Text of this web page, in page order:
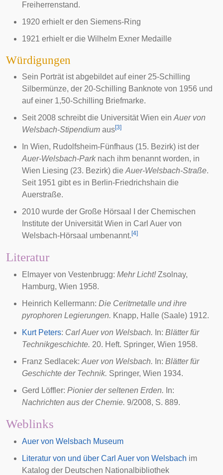
Freiherrenstand.
1920 erhielt er den Siemens-Ring
1921 erhielt er die Wilhelm Exner Medaille
Würdigungen
Sein Porträt ist abgebildet auf einer 25-Schilling
Silbermünze, der 20-Schilling Banknote von 1956 und
auf einer 1,50-Schilling Briefmarke.
Seit 2008 schreibt die Universität Wien ein Auer von
Welsbach-Stipendium aus[3]
In Wien, Rudolfsheim-Fünfhaus (15. Bezirk) ist der
Auer-Welsbach-Parknach ihm benannt worden, in
Wien Liesing (23. Bezirk) die Auer-Welsbach-Straße.
Seit 1951 gibt es in Berlin-Friedrichshain die
Auerstraße.
2010 wurde der Große Hörsaal I der Chemischen
Institute der Universität Wien in Carl Auer von
Welsbach-Hörsaal umbenannt. [4]
Literatur
Elmayer von Vestenbrugg: Mehr Licht!Zsolnay,
Hamburg, Wien 1958.
Heinrich Kellermann: Die Ceritmetalle und ihre
pyrophoren Legierungen. Knapp, Halle (Saale) 1912.
Kurt Peters: Carl Auer von Welsbach. In: Blätter für
Technikgeschichte. 20. Heft. Springer, Wien 1958.
Franz Sedlacek: Auer von Welsbach. In: Blätter für
Geschichte der Technik. Springer, Wien 1934.
Gerd Löffler: Pionier der seltenen Erden. In:
Nachrichten aus der Chemie. 9/2008, S. 889.
Weblinks
Auer von Welsbach Museum
Literatur von und über Carl Auer von Welsbach im
Katalog der Deutschen Nationalbibliothek